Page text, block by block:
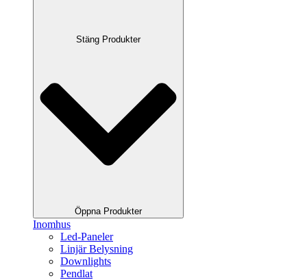
Stäng Produkter
Öppna Produkter
Inomhus
Led-Paneler
Linjär Belysning
Downlights
Pendlat